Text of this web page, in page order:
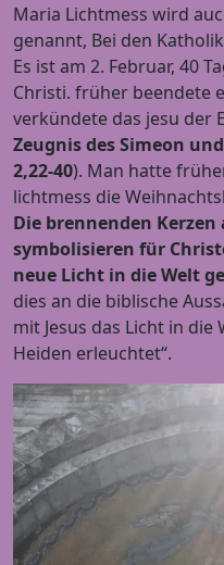
Maria Lichtmess wird
genannt, Bei den
Es ist am 2. Februar, 40
Christi. früher beendete
verkündete das jesu der
Zeugnis des Simeon
2,22-40). Man hatte
lichtmess die
Die brennenden
symbolisieren für
neue Licht in die Welt
dies an die biblische
mit Jesus das Licht in die
Heiden erleuchtet“.